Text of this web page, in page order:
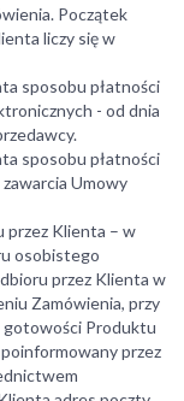
Początek
liczy się w
sposobu płatności
- od dnia
sposobu płatności
Umowy
przez Klienta – w
osobistego
przez Klienta w
Zamówienia, przy
gotowości Produktu
przez